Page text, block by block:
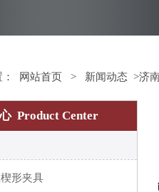
网站首页 > 新闻动态 >济
Product Center
形夹具